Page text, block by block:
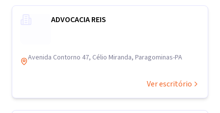
ADVOCACIA REIS
Avenida Contorno 47, Célio Miranda, Paragominas-PA
Ver escritório